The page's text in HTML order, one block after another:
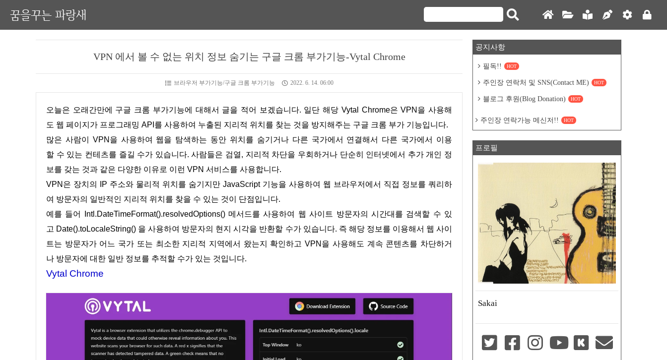
꿈을꾸는 파랑새
VPN 에서 볼 수 없는 위치 정보 숨기는 구글 크롬 부가기능-Vytal Chrome
브라우저 부가기능/구글 크롬 부가기능 2022. 6. 14. 06:00
오늘은 오래간만에 구글 크롬 부가기능에 대해서 글을 적어 보겠습니다. 일단 해당 Vytal Chrome은 VPN을 사용해
도 웹 페이지가 프로그래밍 API를 사용하여 누출된 지리적 위치를 찾는 것을 방지해주는 구글 크롬 부가 기능입니다.
많은 사람이 VPN을 사용하여 웹을 탐색하는 동안 위치를 숨기거나 다른 국가에서 연결해서 다른 국가에서 이용
할 수 있는 컨테츠를 즐길 수가 있습니다. 사람들은 검열, 지리적 차단을 우회하거나 단순히 인터넷에서 추가 개인 정
보를 갖는 것과 같은 다양한 이유로 이런 VPN 서비스를 사용합니다.
VPN은 장치의 IP 주소와 물리적 위치를 숨기지만 JavaScript 기능을 사용하여 웹 브라우저에서 직접 정보를 쿼리하
여 방문자의 일반적인 지리적 위치를 찾을 수 있는 것이 단점입니다.
예를 들어 Intl.DateTimeFormat().resolvedOptions() 메서드를 사용하여 웹 사이트 방문자의 시간대를 검색할 수 있
고 Date().toLocaleString() 을 사용하여 방문자의 현지 시각을 반환할 수가 있습니다. 즉 해당 정보를 이용해서 웹 사이
트는 방문자가 어느 국가 또는 최소한 지리적 지역에서 왔는지 확인하고 VPN을 사용해도 계속 콘텐츠를 차단하거
나 방문자에 대한 일반 정보를 추적할 수가 있는 것입니다.
Vytal Chrome
공지사항
필독!! HOT
주인장 연락처 및 SNS(Contact ME) HOT
블로그 후원(Blog Donation) HOT
주인장 연락가능 메신저!! HOT
프로필
Sakai